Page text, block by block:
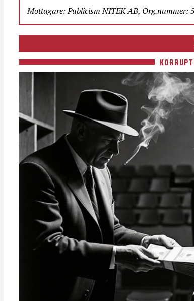
Mottagare: Publicism NITEK AB, Org.nummer: